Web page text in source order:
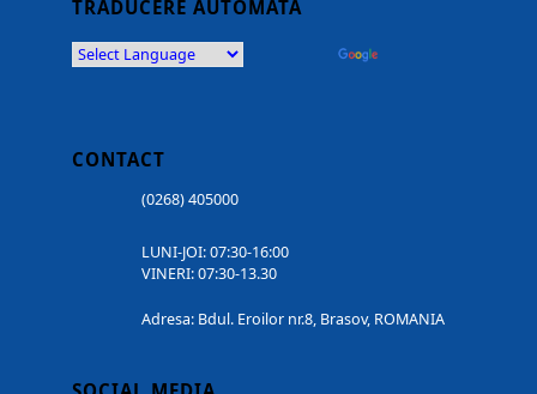
TRADUCERE AUTOMATĂ
CONTACT
(0268) 405000
LUNI-JOI: 07:30-16:00
VINERI: 07:30-13.30
Adresa: Bdul. Eroilor nr.8, Brasov, ROMANIA